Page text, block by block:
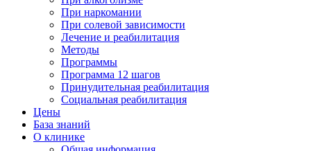
При наркомании
При солевой зависимости
Лечение и реабилитация
Методы
Программы
Программа 12 шагов
Принудительная реабилитация
Социальная реабилитация
Цены
База знаний
О клинике